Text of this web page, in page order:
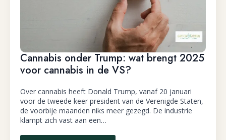
Cannabis onder Trump: wat brengt 2025
voor cannabis in de VS?
Over cannabis heeft Donald Trump, vanaf 20 januari
voor de tweede keer president van de Verenigde Staten,
de voorbije maanden niks meer gezegd. De industrie
klampt zich vast aan een…